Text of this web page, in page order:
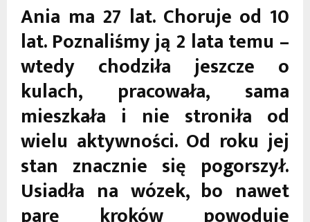
Ania ma 27 lat. Choruje od 10
lat. Poznaliśmy ją 2 lata temu –
wtedy chodziła jeszcze o
kulach, pracowała, sama
mieszkała i nie stroniła od
wielu aktywności. Od roku jej
stan znacznie się pogorszył.
Usiadła na wózek, bo nawet